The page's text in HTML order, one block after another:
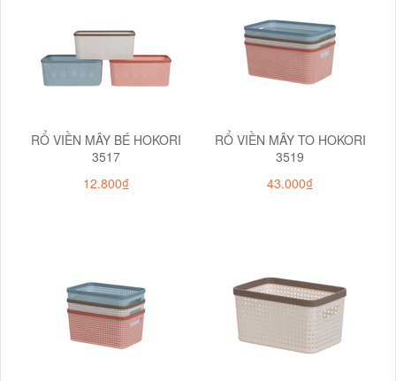
RỔ VIỀN MÂY BÉ HOKORI
3517
12.800₫
RỔ VIỀN MÂY TO HOKORI
3519
43.000₫